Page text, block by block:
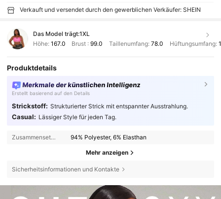
Verkauft und versendet durch den gewerblichen Verkäufer: SHEIN
Das Model trägt:1XL
Höhe: 167.0 Brust :99.0 Taillenumfang: 78.0 Hüftungsumfang:
Produktdetails
Merkmale der künstlichen Intelligenz
Erstellt basierend auf den Details
Strickstoff: Strukturierter Strick mit entspannter Ausstrahlung.
Casual: Lässiger Style für jeden Tag.
Zusammensetzung: 94% Polyester, 6% Elasthan
Mehr anzeigen
Sicherheitsinformationen und Kontakte